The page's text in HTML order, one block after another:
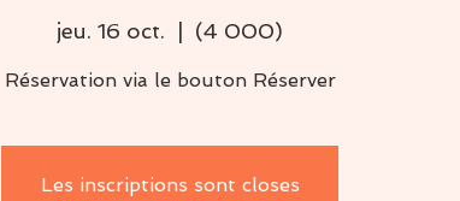
jeu. 16 oct. (4 000)
Réservation via le bouton Réserver
Les inscriptions sont closes